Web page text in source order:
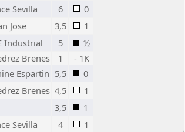
Sevilla 6
0
Jose 3,5
1
Industrial 5
½
Brenes 1
- 1K
Espartin 5,5
0
Brenes 4,5
1
3,5
1
Sevilla 4 1